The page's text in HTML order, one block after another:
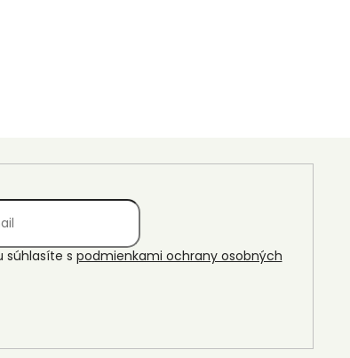
súhlasíte s podmienkami ochrany osobných